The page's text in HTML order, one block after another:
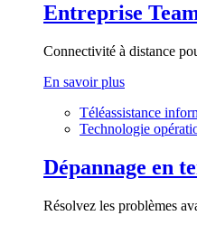
Entreprise
Connectivité à distance
En savoir plus
Téléassistance
Technologie
Dépannage en
Résolvez les problèmes